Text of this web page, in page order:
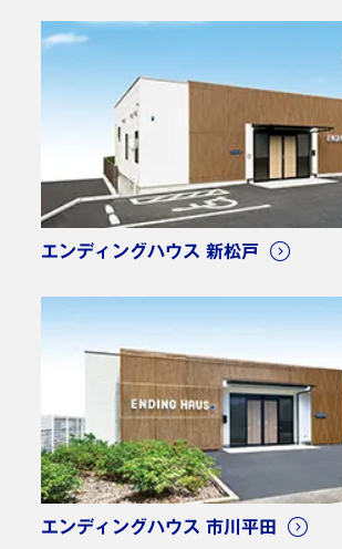
エンディングハウス 新松戸
エンディングハウス 市川平田